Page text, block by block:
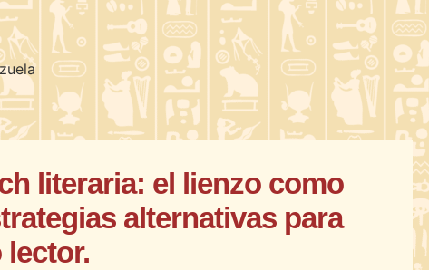
literaria: el lienzo como
alternativas para
lector.